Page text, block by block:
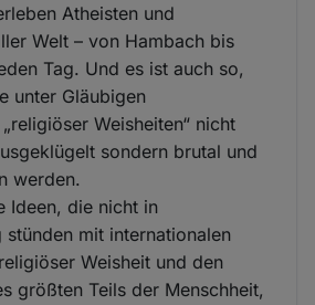
Atheisten und
Welt – von Hambach bis
Tag. Und es ist auch so,
unter Gläubigen
Weisheiten“ nicht
sondern brutal und
werden.
Ideen, die nicht in
stünden mit internationalen
Weisheit und den
größten Teils der Menschheit,